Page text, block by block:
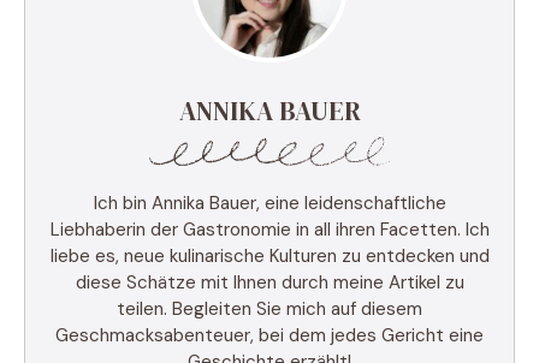
ANNIKA BAUER
Ich bin Annika Bauer, eine leidenschaftliche
Liebhaberin der Gastronomie in all ihren Facetten. Ich
liebe es, neue kulinarische Kulturen zu entdecken und
diese Schätze mit Ihnen durch meine Artikel zu
teilen. Begleiten Sie mich auf diesem
Geschmacksabenteuer, bei dem jedes Gericht eine